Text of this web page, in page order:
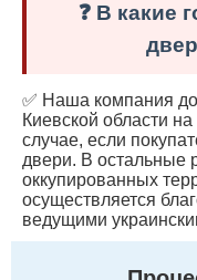
❓ В какие
✅ Наша компания
Киевской области
случае, если
двери. В остальные
оккупированных
осуществляется
ведущими